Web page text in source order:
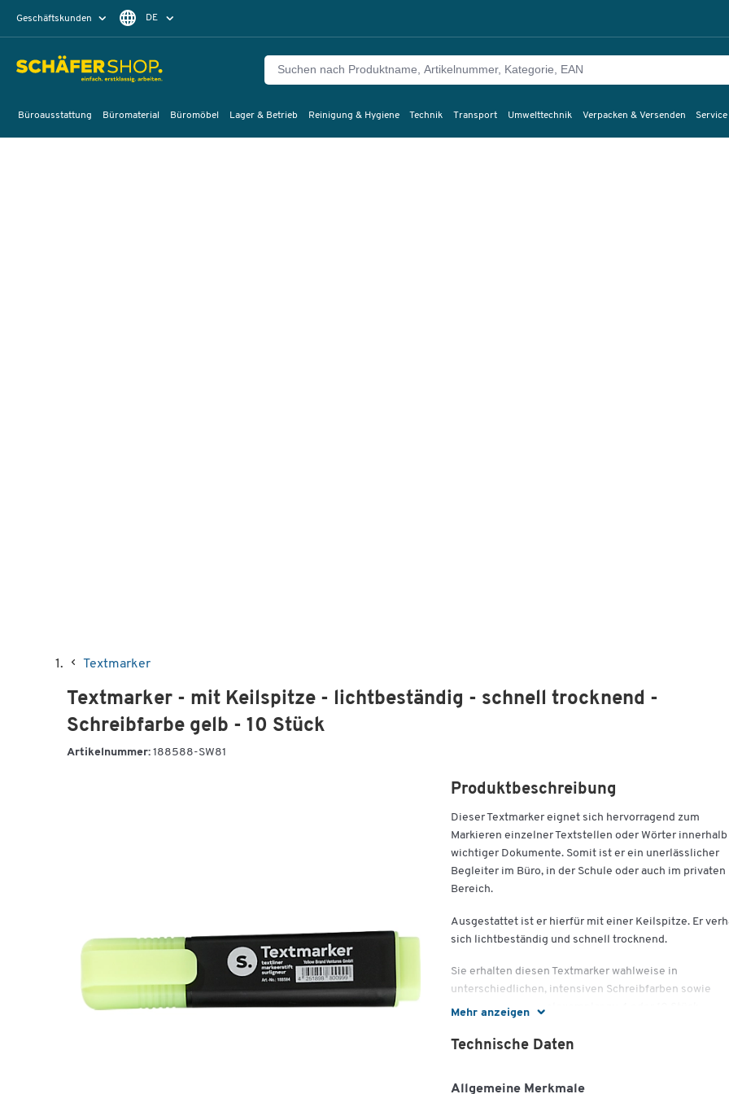
Geschäftskunden DE
Büroausstattung Büromaterial Büromöbel Lager & Betrieb Reinigung & Hygiene Technik Transport Umwelttechnik Verpacken & Versenden
Textmarker
Textmarker - mit Keilspitze - lichtbeständig - schnell trocknend -
Schreibfarbe gelb - 10 Stück
Artikelnummer: 188588-SW81
Mehr anzeigen
Produktbeschreibung
Dieser Textmarker eignet sich hervorragend zum
Markieren einzelner Textstellen oder Wörter innerhalb
wichtiger Dokumente. Somit ist er ein unerlässlicher
Begleiter im Büro, in der Schule oder auch im privaten
Bereich.
Ausgestattet ist er hierfür mit einer Keilspitze. Er
sich lichtbeständig und schnell trocknend.
Sie erhalten diesen Textmarker wahlweise in
unterschiedlichen, intensiven Schreibfarben sowie
wahlweise als Einzelexemplar zu 4 oder 10 Stück.
Technische Daten
Allgemeine Merkmale